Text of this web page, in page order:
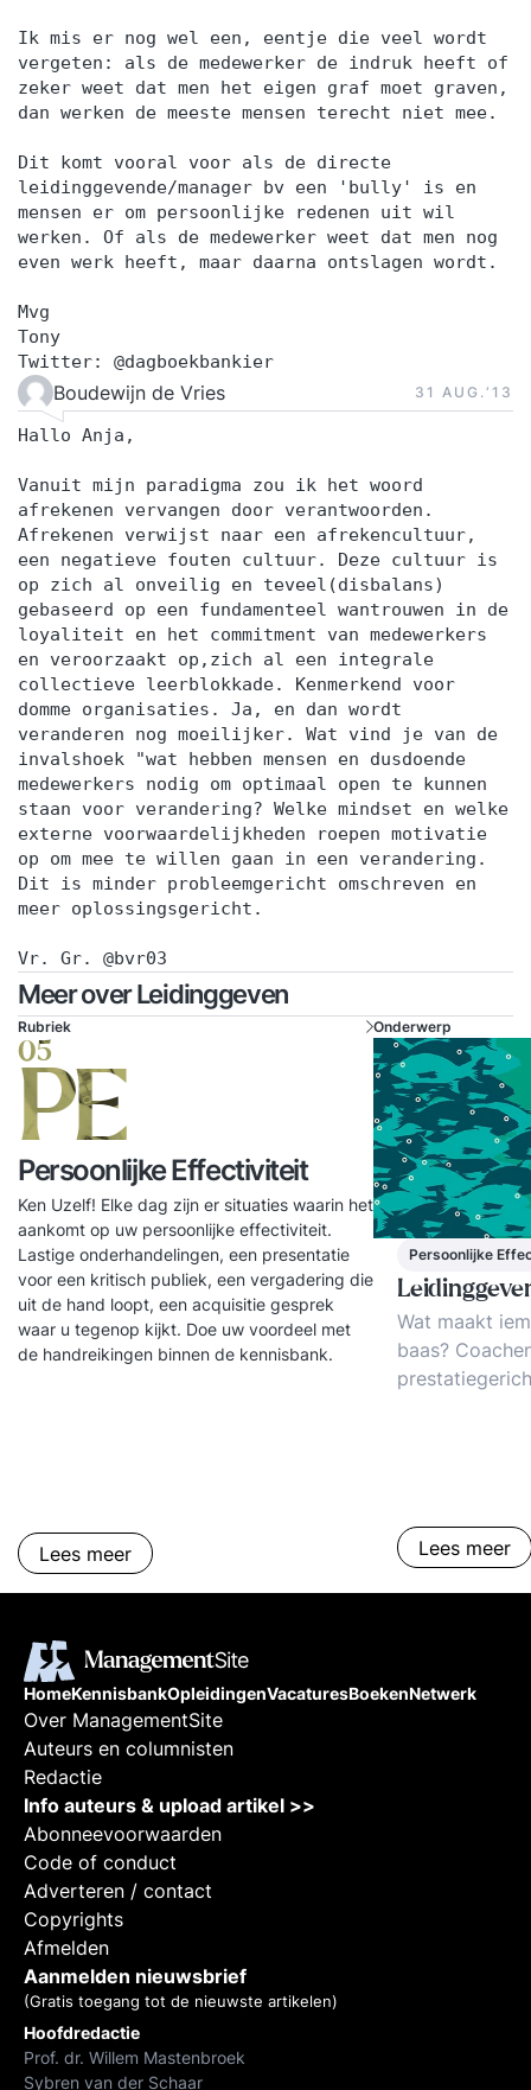
Ik mis er nog wel een, eentje die veel wordt
vergeten: als de medewerker de indruk heeft of
zeker weet dat men het eigen graf moet graven,
dan werken de meeste mensen terecht niet mee.
Dit komt vooral voor als de directe
leidinggevende/manager bv een 'bully' is en
mensen er om persoonlijke redenen uit wil
werken. Of als de medewerker weet dat men nog
even werk heeft, maar daarna ontslagen wordt.
Mvg
Tony
Twitter: @dagboekbankier
Boudewijn de Vries 31 AUG.‘13
Hallo Anja,
Vanuit mijn paradigma zou ik het woord
afrekenen vervangen door verantwoorden.
Afrekenen verwijst naar een afrekencultuur,
een negatieve fouten cultuur. Deze cultuur is
op zich al onveilig en teveel(disbalans)
gebaseerd op een fundamenteel wantrouwen in de
loyaliteit en het commitment van medewerkers
en veroorzaakt op,zich al een integrale
collectieve leerblokkade. Kenmerkend voor
domme organisaties. Ja, en dan wordt
veranderen nog moeilijker. Wat vind je van de
invalshoek "wat hebben mensen en dusdoende
medewerkers nodig om optimaal open te kunnen
staan voor verandering? Welke mindset en welke
externe voorwaardelijkheden roepen motivatie
op om mee te willen gaan in een verandering.
Dit is minder probleemgericht omschreven en
meer oplossingsgericht.
Vr. Gr. @bvr03
Meer over Leidinggeven
Rubriek
05
PE
Persoonlijke Effectiviteit
Ken Uzelf! Elke dag zijn er situaties waarin het
aankomt op uw persoonlijke effectiviteit.
Lastige onderhandelingen, een presentatie
voor een kritisch publiek, een vergadering die
uit de hand loopt, een acquisitie gesprek
waar u tegenop kijkt. Doe uw voordeel met
de handreikingen binnen de kennisbank.
Lees meer
Onderwerp
Persoonlijke
Wat maakt
baas?
Lees meer
HomeKennisbankOpleidingenVacaturesBoekenNetwerk
Over ManagementSite
Auteurs en columnisten
Redactie
Info auteurs & upload artikel >>
Abonneevoorwaarden
Code of conduct
Adverteren / contact
Copyrights
Afmelden
Aanmelden nieuwsbrief
(Gratis toegang tot de nieuwste artikelen)
Hoofdredactie
Prof. dr. Willem Mastenbroek
Sybren van der Schaar